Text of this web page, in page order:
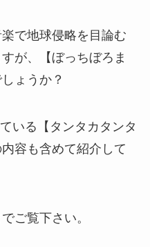
で地球侵略を目論む
が、【ぼっちぼろま
ょうか？
いる【タンタカタンタ
容も含めて紹介して
ご覧下さい。